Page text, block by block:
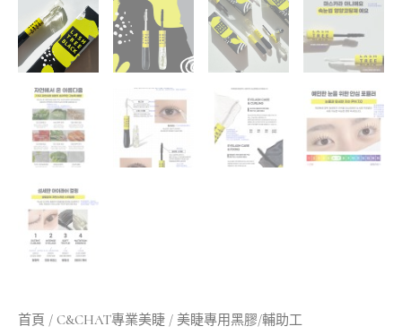
首頁 / C&CHAT專業美睫 / 美睫專用黑膠/輔助工